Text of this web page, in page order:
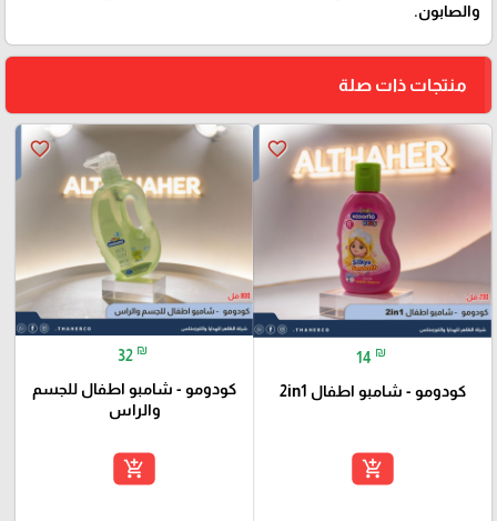
والصابون.
منتجات ذات صلة
favorite_border
14 ₪
كودومو - شامبو اطفال 2in1
add_shopping_cart
favorite_border
32 ₪
كودومو - شامبو اطفال للجسم
والراس
add_shopping_cart